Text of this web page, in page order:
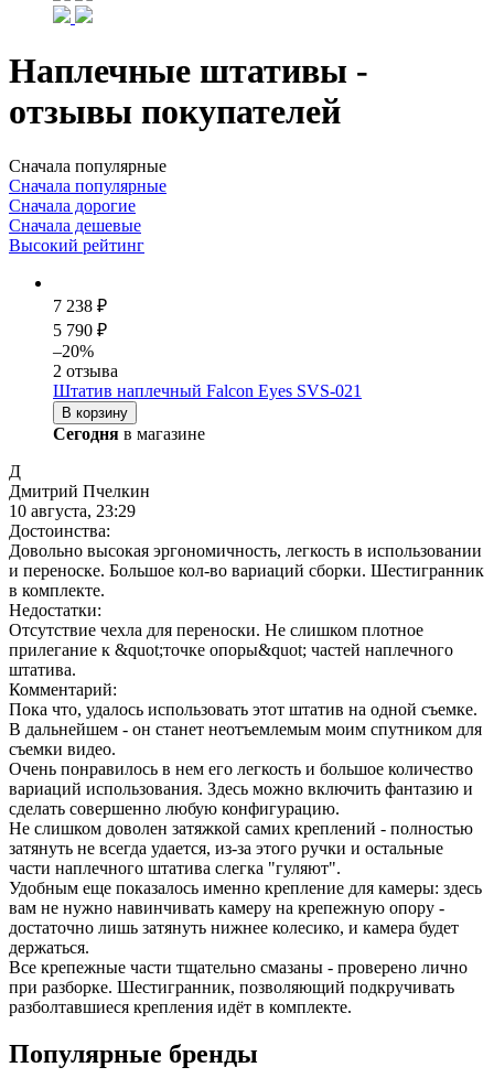
Наплечные штативы -
отзывы покупателей
Сначала популярные
Сначала популярные
Сначала дорогие
Сначала дешевые
Высокий рейтинг
7 238 ₽
5 790 ₽
–20%
2 отзыва
Штатив наплечный Falcon Eyes SVS-021
В корзину
Сегодня в магазине
Д
Дмитрий Пчелкин
10 августа, 23:29
Достоинства:
Довольно высокая эргономичность, легкость в использовании
и переноске. Большое кол-во вариаций сборки. Шестигранник
в комплекте.
Недостатки:
Отсутствие чехла для переноски. Не слишком плотное
прилегание к &quot;точке опоры&quot; частей наплечного
штатива.
Комментарий:
Пока что, удалось использовать этот штатив на одной съемке.
В дальнейшем - он станет неотъемлемым моим спутником для
съемки видео.
Очень понравилось в нем его легкость и большое количество
вариаций использования. Здесь можно включить фантазию и
сделать совершенно любую конфигурацию.
Не слишком доволен затяжкой самих креплений - полностью
затянуть не всегда удается, из-за этого ручки и остальные
части наплечного штатива слегка "гуляют".
Удобным еще показалось именно крепление для камеры: здесь
вам не нужно навинчивать камеру на крепежную опору -
достаточно лишь затянуть нижнее колесико, и камера будет
держаться.
Все крепежные части тщательно смазаны - проверено лично
при разборке. Шестигранник, позволяющий подкручивать
разболтавшиеся крепления идёт в комплекте.
Популярные бренды